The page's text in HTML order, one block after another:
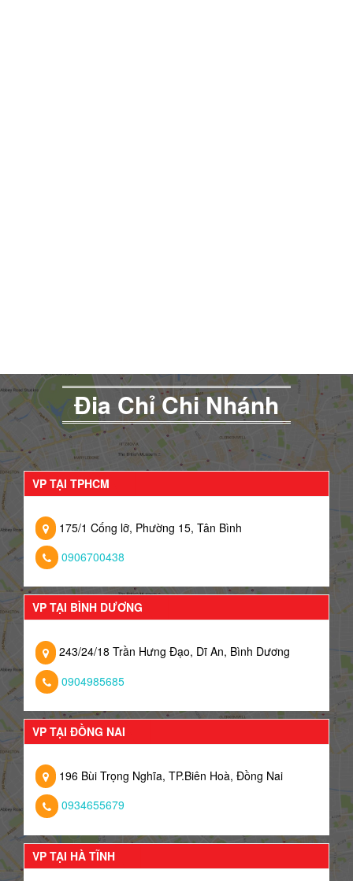
Đia Chỉ Chi Nhánh
VP TẠI TPHCM
175/1 Cống lỡ, Phường 15, Tân Bình
0906700438
VP TẠI BÌNH DƯƠNG
243/24/18 Trần Hưng Đạo, Dĩ An, Bình Dương
0904985685
VP TẠI ĐỒNG NAI
196 Bùi Trọng Nghĩa, TP.Biên Hoà, Đồng Nai
0934655679
VP TẠI HÀ TĨNH